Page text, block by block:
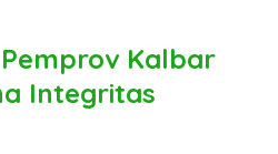
Kalbar
Integritas